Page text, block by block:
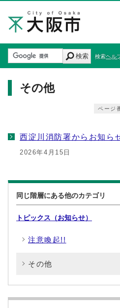
検索 検索ヘル
その他
ページ
西淀川消防署からお知ら
2026年4月15日
同じ階層にある他のカテゴリ
トピックス（お知らせ）
注意喚起!!
その他